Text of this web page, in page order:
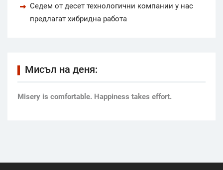
Седем от десет технологични компании у нас
предлагат хибридна работа
Мисъл на деня:
Мisery is comfortable. Happiness takes effort.